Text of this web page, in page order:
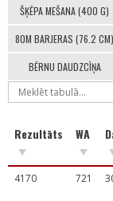
ŠĶĒPA MEŠANA (400 G)
80M BARJERAS (76.2 CM)
BĒRNU DAUDZCĪŅA
Rezultāts WA
4170 721